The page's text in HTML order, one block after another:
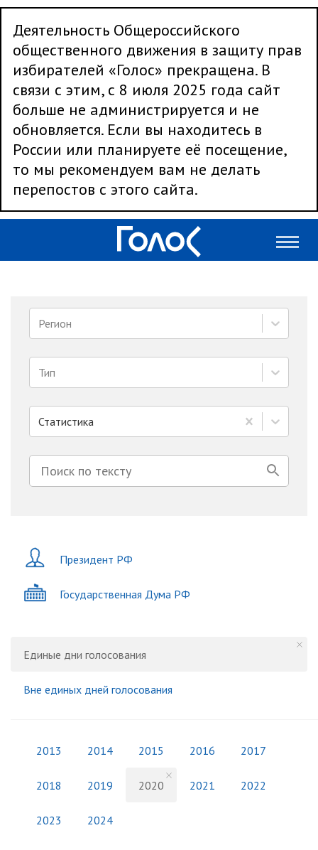
Деятельность Общероссийского
общественного движения в защиту прав
избирателей «Голос» прекращена. В
связи с этим, с 8 июля 2025 года сайт
больше не администрируется и не
обновляется. Если вы находитесь в
России или планируете её посещение,
то мы рекомендуем вам не делать
перепостов с этого сайта.
Регион
Тип
Статистика
Президент РФ
Государственная Дума РФ
Единые дни голосования
Вне единых дней голосования
2013 2014 2015 2016 2017
2018 2019 2020 2021 2022
2023 2024